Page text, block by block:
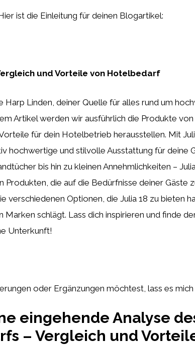
ist die Einleitung für deinen Blogartikel:
und Vorteile von Hotelbedarf
Harp Linden, deiner Quelle für alles rund um
Artikel werden wir ausführlich die Produkte von
für dein Hotelbetrieb herausstellen. Mit
hochwertige und stilvolle Ausstattung für deine
bis hin zu kleinen Annehmlichkeiten –
Produkten, die auf die Bedürfnisse deiner Gäste
verschiedenen Optionen, die Julia 18 zu bieten
Marken schlägt. Lass dich inspirieren und finde
Unterkunft!
oder Ergänzungen möchtest, lass es
eingehende Analyse
– Vergleich und